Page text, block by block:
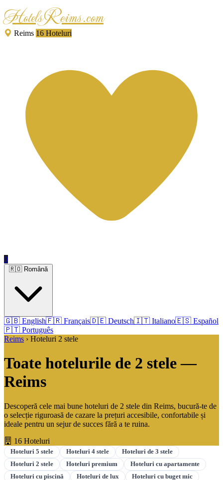
HotelsReims.com
Reims 16 Hoteluri
0
🇷🇴 Română
🇬🇧 English🇫🇷 Français🇩🇪 Deutsch🇮🇹 Italiano🇪🇸 Español
🇵🇹 Português
Reims › Hoteluri 2 stele
Toate hotelurile de 2 stele —
Reims
Descoperă cele mai bune hoteluri de 2 stele din Reims, bucură-te de
o selecție riguroasă de cazare la prețuri accesibile, confortabile și
ideale pentru un sejur de succes fără a te ruina.
16 Hoteluri
Hoteluri 5 stele Hoteluri 4 stele
Hoteluri de 3 stele
Hoteluri 2 stele
Hoteluri premium
Hoteluri cu apartamente
Hoteluri cu piscină
Hoteluri de lux
Hoteluri cu buget mic